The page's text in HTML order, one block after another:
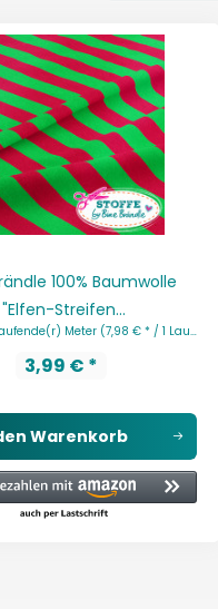
100% Baumwolle
"Elfen-Streifen...
Meter (7,98 € * / 1 Laufende(r) Meter)
3,99 € *
Warenkorb